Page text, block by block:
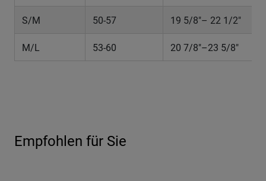
S/M 50-57 19 5/8"– 22 1/2"
M/L 53-60 20 7/8"–23 5/8"
Empfohlen für Sie